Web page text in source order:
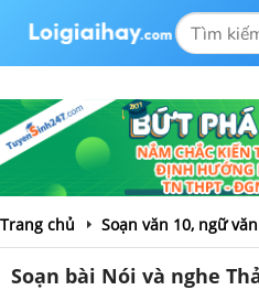
Trang chủ Soạn văn 10, ngữ
Soạn bài Nói và nghe